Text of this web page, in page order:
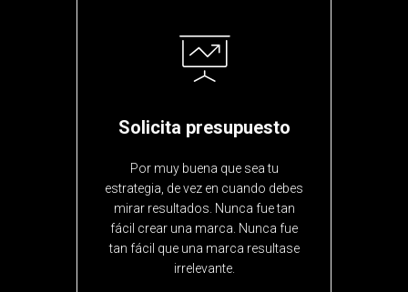
Solicita presupuesto
Por muy buena que sea tu
estrategia, de vez en cuando debes
mirar resultados. Nunca fue tan
fácil crear una marca. Nunca fue
tan fácil que una marca resultase
irrelevante.